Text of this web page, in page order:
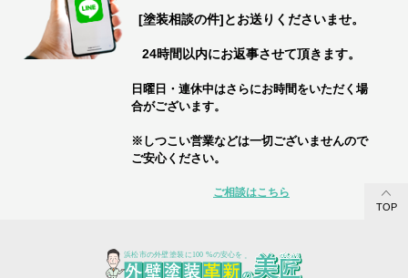
[塗装相談の件]とお送りくださいませ。
24時間以内にお返事させて頂きます。
日曜日・連休中はさらにお時間をいただく場
合がございます。
※しつこい営業などは一切ございませんので
ご安心ください。
ご相談はこちら
TOP